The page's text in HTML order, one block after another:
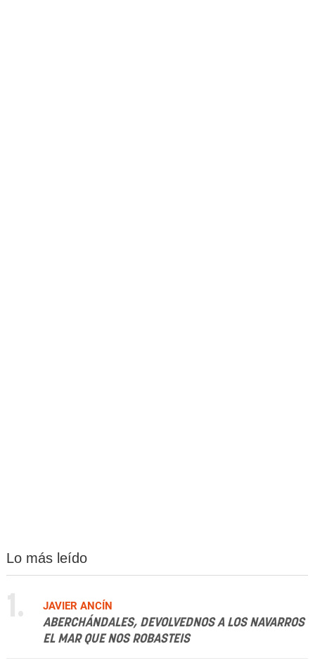
Lo más leído
1.
JAVIER ANCÍN
ABERCHÁNDALES, DEVOLVEDNOS A LOS NAVARROS
EL MAR QUE NOS ROBASTEIS